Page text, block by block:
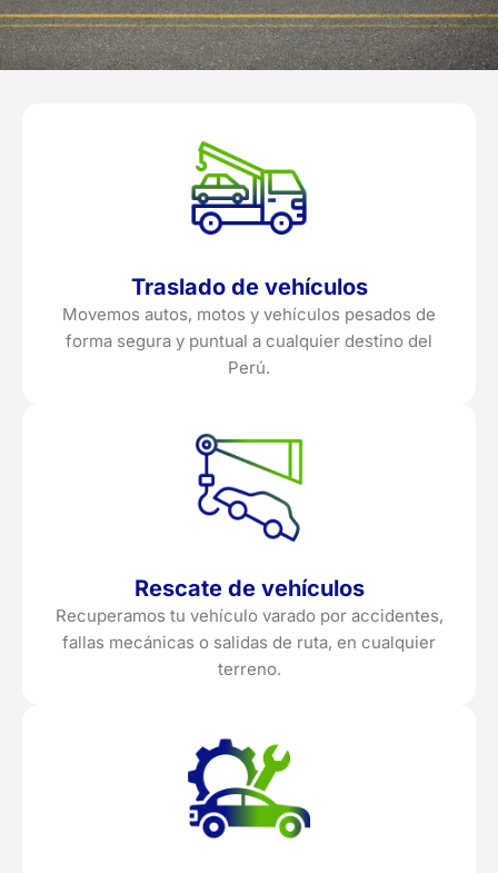
Traslado de vehículos
Movemos autos, motos y vehículos pesados de
forma segura y puntual a cualquier destino del
Perú.
Rescate de vehículos
Recuperamos tu vehículo varado por accidentes,
fallas mecánicas o salidas de ruta, en cualquier
terreno.